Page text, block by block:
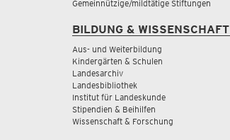
Gemeinnützige/mildtätige Stiftungen
BILDUNG & WISSENSCHAFT
Aus- und Weiterbildung
Kindergärten & Schulen
Landesarchiv
Landesbibliothek
Institut für Landeskunde
Stipendien & Beihilfen
Wissenschaft & Forschung